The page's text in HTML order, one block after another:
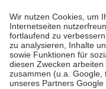
höchstens zehn Euro.
Es
Kosten der Leistung zu
Diese Regeln gelten
Bei Heilmitteln und
Zuzahlung zehn Prozent
Verordnung.
Um das Engagement der